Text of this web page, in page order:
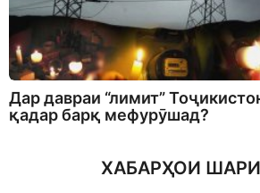
Дар давраи “лимит”
қадар барқ мефурӯшад?
ХАБАРҲОИ